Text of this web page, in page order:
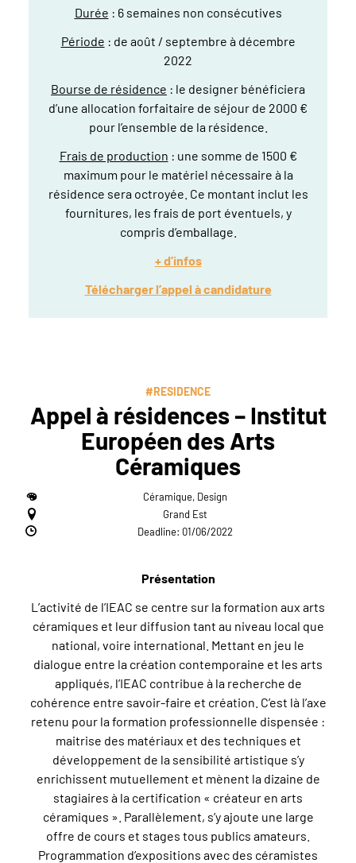
#RESIDENCE
Appel à résidences – Institut
Européen des Arts
Céramiques
Céramique, Design
Grand Est
Deadline: 01/06/2022
Présentation
L’activité de l’IEAC se centre sur la formation aux arts
céramiques et leur diffusion tant au niveau local que
national, voire international. Mettant en jeu le
dialogue entre la création contemporaine et les arts
appliqués, l’IEAC contribue à la recherche de
cohérence entre savoir-faire et création. C’est là l’axe
retenu pour la formation professionnelle dispensée :
maitrise des matériaux et des techniques et
développement de la sensibilité artistique s’y
enrichissent mutuellement et mènent la dizaine de
stagiaires à la certification « créateur en arts
céramiques ». Parallèlement, s’y ajoute une large
offre de cours et stages tous publics amateurs.
Programmation d’expositions avec des céramistes
Durée : 6 semaines non consécutives
Période : de août / septembre à décembre
2022
Bourse de résidence : le designer bénéficiera
d’une allocation forfaitaire de séjour de 2000 €
pour l’ensemble de la résidence.
Frais de production : une somme de 1500 €
maximum pour le matériel nécessaire à la
résidence sera octroyée. Ce montant inclut les
fournitures, les frais de port éventuels, y
compris d’emballage.
+ d’infos
Télécharger l’appel à candidature